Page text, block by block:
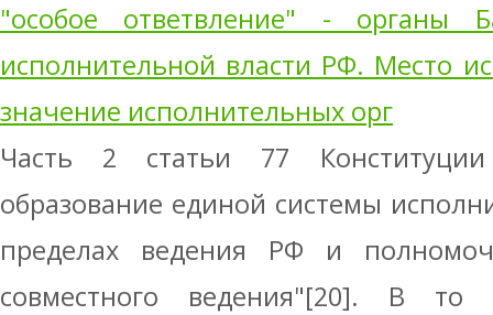
"особое ответвление" - органы
исполнительной власти РФ. Место
значение исполнительных орг
Часть 2 статьи 77
образование единой системы
пределах ведения РФ и
совместного ведения"[20]. В